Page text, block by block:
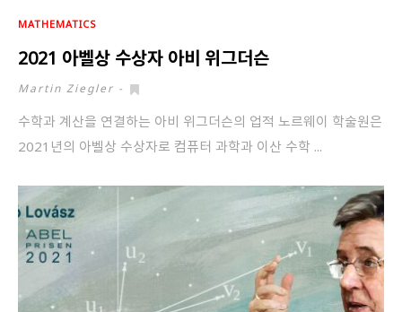
MATHEMATICS
2021 아벨상 수상자 아비 위그더슨
Martin Ziegler -
수학과 계산을 연결하는 아비 위그더슨의 업적 노르웨이 학술원은
2021년의 아벨상 수상자로 컴퓨터 과학과 이산 수학 ...